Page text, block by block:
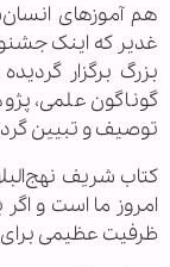
هم آموز‌های
غدیر که اینک
بزرگ برگزار
گوناگون علمی،
توصیف و تبیین
کتاب شریف
امروز ما است و
ظرفیت عظیمی برای